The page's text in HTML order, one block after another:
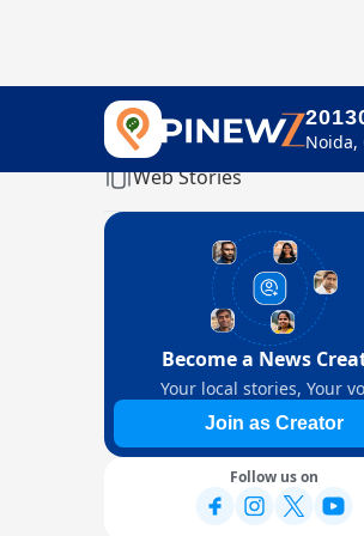
Home
Web Stories
Become a News
Your local stories, Your
Join as Creator
Follow us on